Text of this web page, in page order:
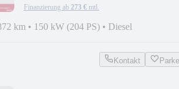
Finanzierung ab 273 € mtl.
km • 150 kW (204 PS) • Diesel
Kontakt